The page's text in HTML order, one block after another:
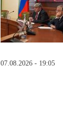
07.08.2026 - 19:05